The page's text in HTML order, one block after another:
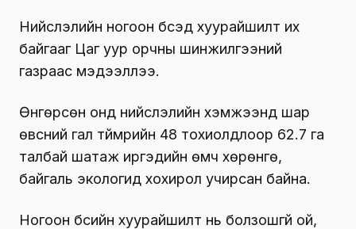
Нийслэлийн ногоон бүсэд хуурайшилт их
байгааг Цаг уур орчны шинжилгээний
газраас мэдээллээ.
Өнгөрсөн онд нийслэлийн хэмжээнд шар
өвсний гал түймрийн 48 тохиолдлоор 62.7 га
талбай шатаж иргэдийн өмч хөрөнгө,
байгаль экологид хохирол учирсан байна.
Ногоон бүсийн хуурайшилт нь болзошгүй ой,